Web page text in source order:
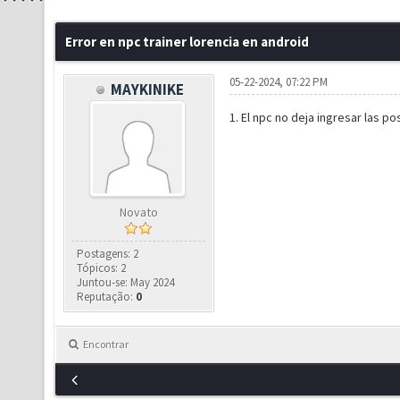
Error en npc trainer lorencia en android
MAYKINIKE
Novato
Postagens: 2
Tópicos: 2
Juntou-se: May 2024
Reputação: 0
05-22-2024, 07:22 PM
1. El npc no deja ingresar las
Encontrar